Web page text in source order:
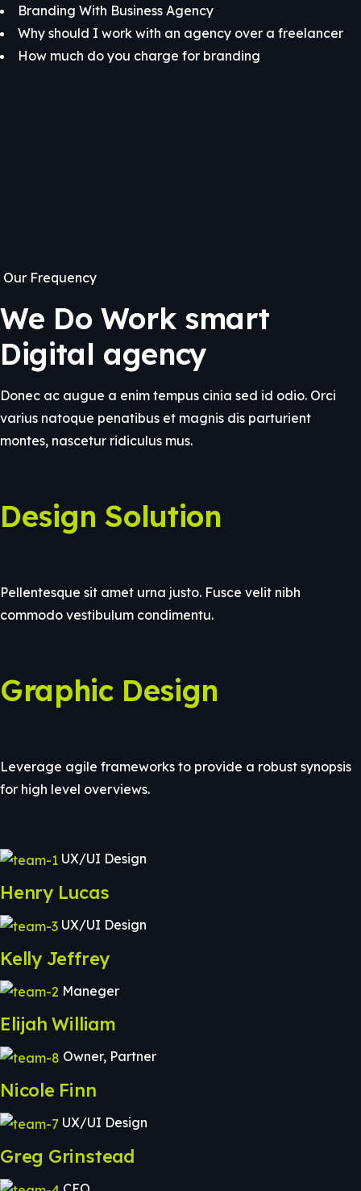
Branding With Business Agency
Why should I work with an agency over a freelancer
How much do you charge for branding
Our Frequency
We Do Work smart
Digital agency
Donec ac augue a enim tempus cinia sed id odio. Orci
varius natoque penatibus et magnis dis parturient
montes, nascetur ridiculus mus.
Design Solution
Pellentesque sit amet urna justo. Fusce velit nibh
commodo vestibulum condimentu.
Graphic Design
Leverage agile frameworks to provide a robust synopsis
for high level overviews.
UX/UI Design
Henry Lucas
UX/UI Design
Kelly Jeffrey
Maneger
Elijah William
Owner, Partner
Nicole Finn
UX/UI Design
Greg Grinstead